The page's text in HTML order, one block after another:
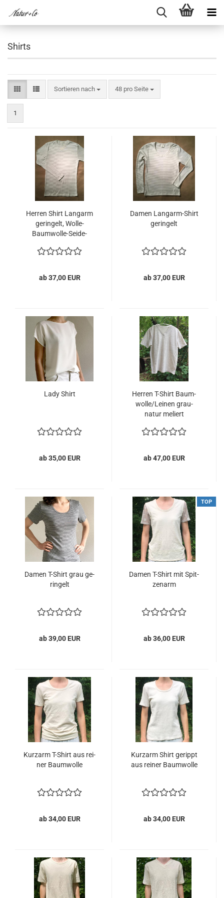
Shirts
Sortieren nach
Sortieren nach 48 pro Seite
pro Seite
1
Her­ren Shirt Lang­arm
ge­rin­gelt, Wolle-​​
Baumwolle-​Seide-
ab 37,00 EUR
Damen Langarm-​​Shirt
ge­rin­gelt
ab 37,00 EUR
Lady Shirt
ab 35,00 EUR
Her­ren T-​Shirt Baum­
wol­le/Lei­nen grau-​
natur me­liert
ab 47,00 EUR
Damen T-​Shirt grau ge­
rin­gelt
ab 39,00 EUR
TOP
Damen T-​Shirt mit Spit­
zen­arm
ab 36,00 EUR
Kurz­arm T-​Shirt aus rei­
ner Baum­wol­le
ab 34,00 EUR
Kurz­arm Shirt ge­rippt
aus rei­ner Baum­wol­le
ab 34,00 EUR